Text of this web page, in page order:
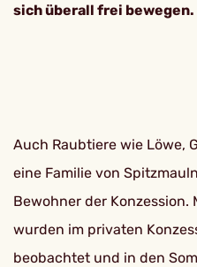
sich überall frei bewegen.
Auch Raubtiere wie Löwe,
eine Familie von
Bewohner der Konzession.
wurden im privaten
beobachtet und in den